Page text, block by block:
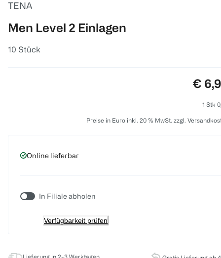
TENA
Men Level 2 Einlagen
10 Stück
€
1 Stk
Preise in Euro inkl. 20 % MwSt. zzgl.
Online lieferbar
In Filiale abholen
Verfügbarkeit prüfen
Lieferung in 2-3 Werktagen